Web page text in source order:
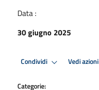
Data :
30 giugno 2025
Condividi Vedi azioni
Categorie: